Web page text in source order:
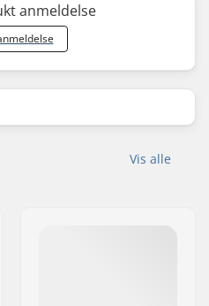
anmeldelse
Vis alle